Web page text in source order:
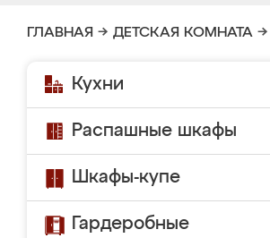
ГЛАВНАЯ → ДЕТСКАЯ КОМНАТА →
Кухни
Распашные шкафы
Шкафы-купе
Гардеробные